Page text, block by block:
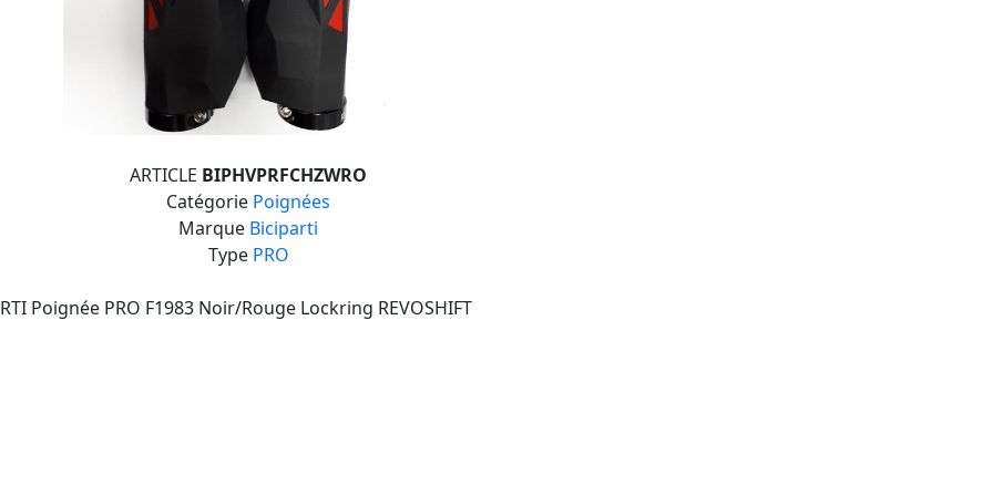
ARTICLE BIPHVPRFCHZWRO
Catégorie Poignées
Marque Biciparti
Type PRO
Poignée PRO F1983 Noir/Rouge Lockring REVOSHIFT